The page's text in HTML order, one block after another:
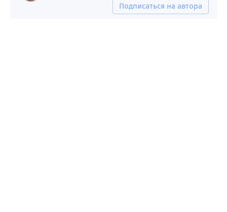
Подписаться на автора